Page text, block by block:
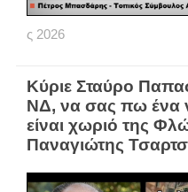
ς 2026
Κύριε Σταύρο
ΝΔ, να σας πω ένα
είναι χωριό της
Παναγιώτης